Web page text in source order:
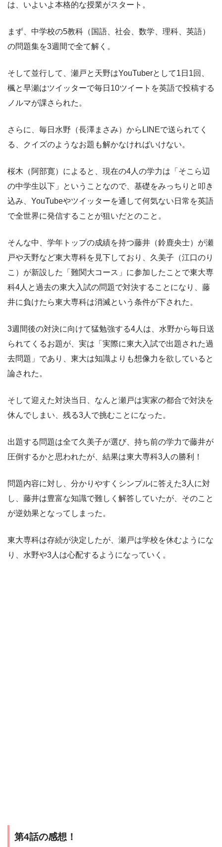
は、いよいよ本格的な授業がスタート。
まず、中学校の5教科（国語、社会、数学、理科、英語）
の問題集を3週間で全て解く。
そして並行して、瀬戸と天野はYouTuberとして1日1回、
楓と早瀬はツイッターで毎日10ツイートを英語で投稿する
ノルマが課さられた。
さらに、毎日水野（長澤まさみ）からLINEで送られてく
る、クイズのようなお題も解かなければいけない。
桜木（阿部寛）によると、現在の4人の学力は「そこら辺
の中学生以下」ということなので、基礎をみっちりと叩き
込み、YouTubeやツイッターを通して何気ない日常を英語
で全世界に発信することが狙いだとのこと。
そんな中、学年トップの成績を持つ藤井（鈴鹿央士）が瀬
戸や天野など東大専科を見下しており、久美子（江口のり
こ）が新設した「難関大コース」に参加したことで東大専
科4人と過去の東大入試の問題で対決することになり、藤
井に負けたら東大専科は消滅という条件が下された。
3週間後の対決に向けて猛勉強する4人は、水野から毎日送
られてくるお題が、実は「実際に東大入試で出題された過
去問題」であり、東大は知識よりも想像力を欲していると
論された。
そして迎えた対決当日、なんと瀬戸は実家の都合で対決を
休んでしまい、残る3人で挑むことになった。
出題する問題は全て久美子が選び、持ち前の学力で藤井が
圧倒するかと思われたが、結果は東大専科3人の勝利！
問題内容に対し、分かりやすくシンプルに答えた3人に対
し、藤井は豊富な知識で難しく解答していたが、そのこと
が逆効果となってしまった。
東大専科は存続が決定したが、瀬戸は学校を休むようにな
り、水野や3人は心配するようになっていく。
第4話の感想！